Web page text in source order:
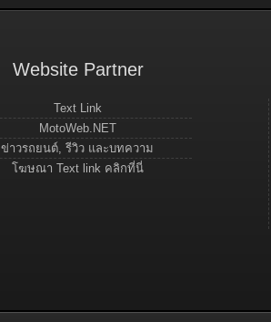
Website Partner
Text Link
MotoWeb.NET
ข่าวรถยนต์, รีวิว และบทความ
โฆษณา Text link คลิกที่นี่